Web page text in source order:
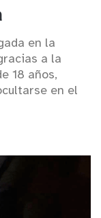
en la
a la
18 años,
en el